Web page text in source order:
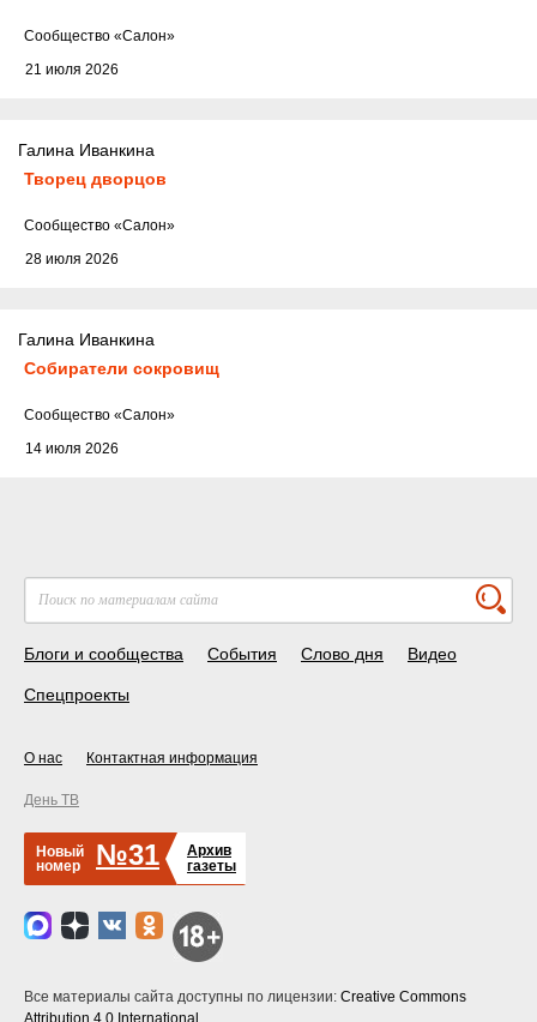
21 июля 2026
Cообщество «Салон»
Галина Иванкина
Творец дворцов
28 июля 2026
Cообщество «Салон»
Галина Иванкина
Собиратели сокровищ
14 июля 2026
Cообщество «Салон»
Блоги и сообщества События Слово дня Видео
Спецпроекты
О нас Контактная информация
День ТВ
Новый
номер
№31
Архив
газеты
Все материалы сайта доступны по лицензии: Creative Commons
Attribution 4.0 International